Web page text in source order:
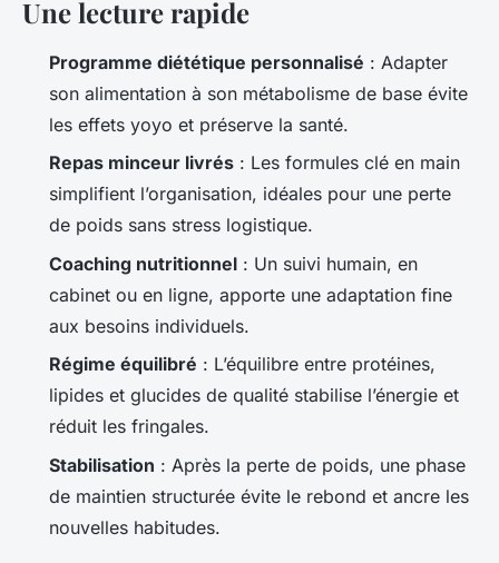
Une lecture rapide
Programme diététique personnalisé : Adapter
son alimentation à son métabolisme de base évite
les effets yoyo et préserve la santé.
Repas minceur livrés : Les formules clé en main
simplifient l’organisation, idéales pour une perte
de poids sans stress logistique.
Coaching nutritionnel : Un suivi humain, en
cabinet ou en ligne, apporte une adaptation fine
aux besoins individuels.
Régime équilibré : L’équilibre entre protéines,
lipides et glucides de qualité stabilise l’énergie et
réduit les fringales.
Stabilisation : Après la perte de poids, une phase
de maintien structurée évite le rebond et ancre les
nouvelles habitudes.